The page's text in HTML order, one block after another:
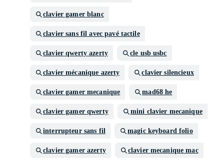
clavier gamer blanc
clavier sans fil avec pavé tactile
clavier qwerty azerty cle usb usbc
clavier mécanique azerty clavier silencieux
clavier gamer mecanique mad68 he
clavier gamer qwerty mini clavier mecanique
interrupteur sans fil magic keyboard folio
clavier gamer azerty clavier mecanique mac